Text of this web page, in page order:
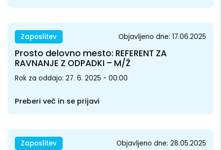
Zaposlitev Objavljeno dne: 17.06.2025
Prosto delovno mesto: REFERENT ZA
RAVNANJE Z ODPADKI – M/Ž
Rok za oddajo: 27. 6. 2025 - 00:00
Preberi več in se prijavi
Zaposlitev Objavljeno dne: 28.05.2025